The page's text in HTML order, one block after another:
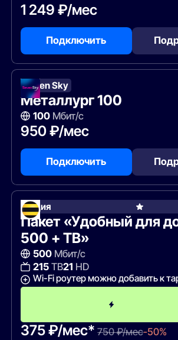
1 249 ₽/мес
Подключить
Seven Sky
Металлург 100
100Мбит/с
950 ₽/мес
Подключить
Акция
Пакет «Удобный для
500 + ТВ»
500Мбит/с
215ТВ21 HD
Wi-Fi роутер можно добавить к
375 ₽/мес* 750 ₽/мес-50%